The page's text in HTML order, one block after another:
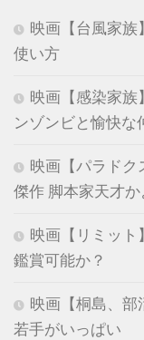
映画【台風家族
使い方
映画【感染家
ンゾンビと愉快な
映画【パラドク
傑作 脚本家天才か
映画【リミット
鑑賞可能か？
映画【桐島、部
若手がいっぱい